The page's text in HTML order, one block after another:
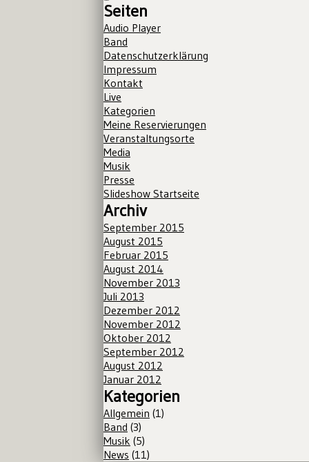
Seiten
Audio Player
Band
Datenschutzerklärung
Impressum
Kontakt
Live
Kategorien
Meine Reservierungen
Veranstaltungsorte
Media
Musik
Presse
Slideshow Startseite
Archiv
September 2015
August 2015
Februar 2015
August 2014
November 2013
Juli 2013
Dezember 2012
November 2012
Oktober 2012
September 2012
August 2012
Januar 2012
Kategorien
Allgemein (1)
Band (3)
Musik (5)
News (11)